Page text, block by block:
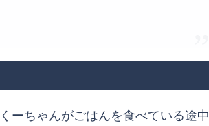
ーちゃんがごはんを食べている途中